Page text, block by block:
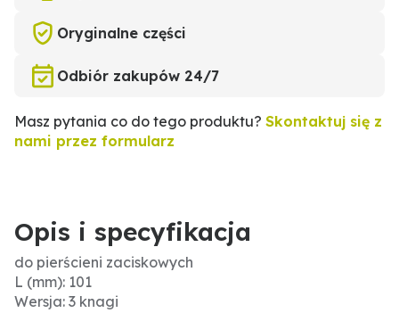
Oryginalne części
Odbiór zakupów 24/7
Masz pytania co do tego produktu? Skontaktuj się z
nami przez formularz
Opis i specyfikacja
do pierścieni zaciskowych
L (mm): 101
Wersja: 3 knagi